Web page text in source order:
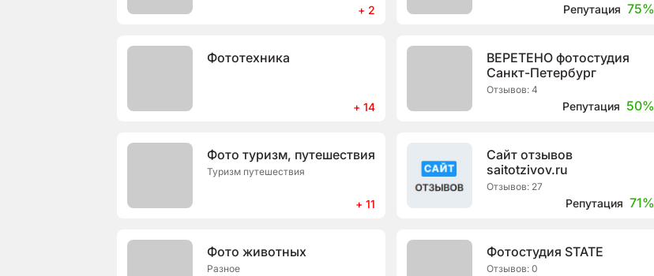
+ 2
Фототехника
+ 14
Фото туризм, путешествия
Туризм путешествия
+ 11
Фото животных
Разное
Репутация 75%
ВЕРЕТЕНО фотостудия
Санкт-Петербург
Отзывов: 4
Репутация 50%
Сайт отзывов
saitotzivov.ru
Отзывов: 27
Репутация 71%
Фотостудия STATE
Отзывов: 0